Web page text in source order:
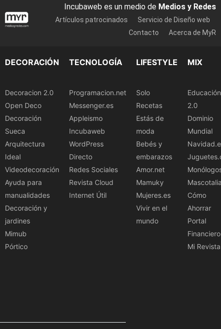
Incubaweb es un medio de Medios y Redes
Artículos patrocinados
Servicio de Diseño web
Contacto
Acerca de MyR
DECORACIÓN
Decoracion 2.0
Open Deco
Decoración
Sueca
Arquitectura
Ideal
Videodecoración
Ayuda para
manualidades
Decoración y
jardines
Mimub
Pórtico
TECNOLOGÍA
Programacion.net
Messenger.es
Appleismo
Incubaweb
WordPress
Directo
Redes Sociales
Revista Cloud
Internet Útil
LIFESTYLE
Solo
Recetas
Estás de
moda
Bebés y
embarazos
Amor.net
Mamuky
Mujeres.es
Vivir en el
mundo
MIX
Educación
2.0
Dominio
Mundial
Cómo
Ahorrar
Portal
Financiero
Mi Revista